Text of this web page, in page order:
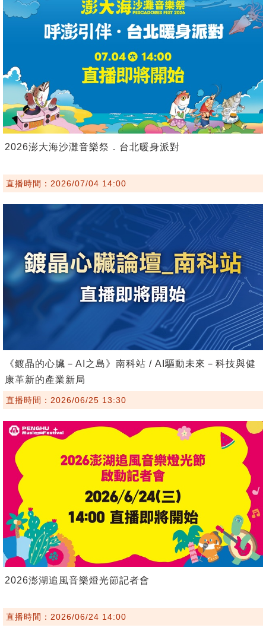
2026澎大海沙灘音樂祭．台北暖身派對
直播時間：2026/07/04 14:00
《鍍晶的心臟－AI之島》南科站 / AI驅動未來－科技與健
康革新的產業新局
直播時間：2026/06/25 13:30
2026澎湖追風音樂燈光節記者會
直播時間：2026/06/24 14:00